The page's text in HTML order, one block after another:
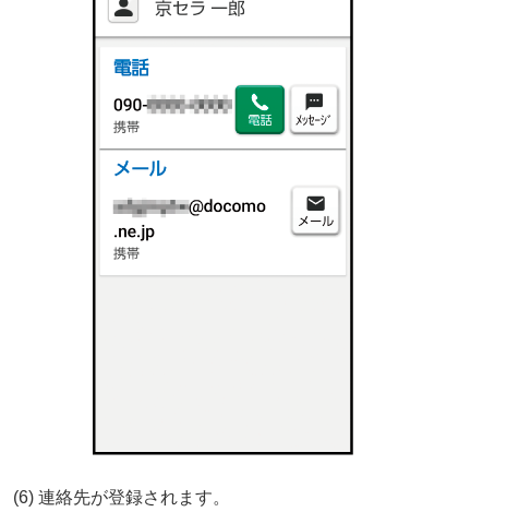
(6) 連絡先が登録されます。